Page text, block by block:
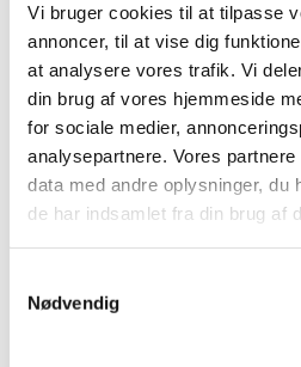
Vi bruger cookies til at tilpasse
annoncer, til at vise dig
at analysere vores trafik. Vi
din brug af vores hjemmeside
for sociale medier,
analysepartnere. Vores
data med andre oplysninger, du
de har indsamlet fra din brug af
Nødvendig
personlig henvendelse til
anbefales, at man ved
pårørende om sin beslutning,
overraskede i tilfælde af
Når man er meldt ud af
samme ret til kirkelig
medlemmer. Man kan f.eks.
folkekirken, hvis mindst den
medlem af den. Og man kan
medlem af den, når man dør.